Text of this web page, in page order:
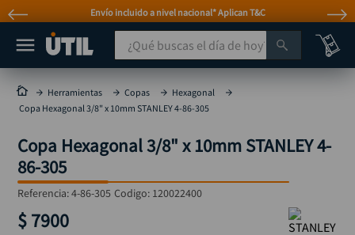
Envío incluido a nivel nacional* Aplican T&C
¿Qué buscas el día de hoy?
Herramientas Copas
Hexagonal
Copa Hexagonal 3/8" x 10mm STANLEY 4-86-305
Copa Hexagonal 3/8" x 10mm STANLEY 4-
86-305
Referencia:4-86-305 Codigo: 120022400
$7900
MÁS BUSCADOS
taladro
taladros pulidoras
compresor
sierra circular
ruteadora